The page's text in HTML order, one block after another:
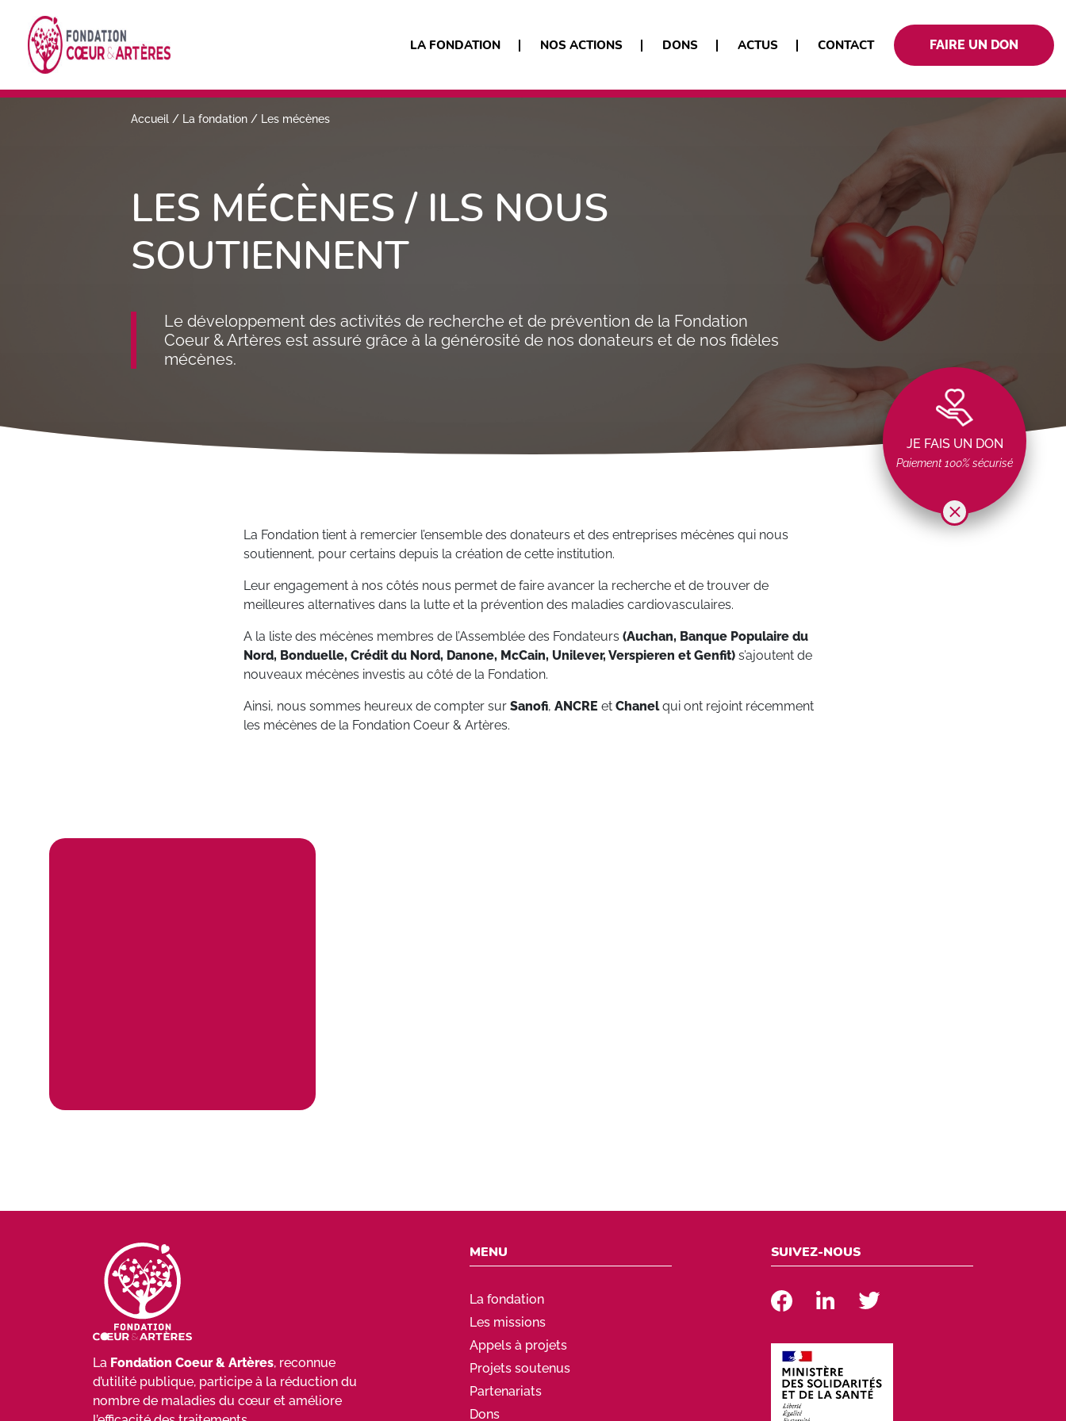
LA FONDATION NOS ACTIONS DONS ACTUS CONTACT FAIRE UN DON
Accueil / La fondation / Les mécènes
LES MÉCÈNES / ILS NOUS
SOUTIENNENT
Le développement des activités de recherche et de prévention de la Fondation
Coeur & Artères est assuré grâce à la générosité de nos donateurs et de nos fidèles
mécènes.
JE FAIS UN DON
Paiement 100% sécurisé
La Fondation tient à remercier l’ensemble des donateurs et des entreprises mécènes qui nous
soutiennent, pour certains depuis la création de cette institution.
Leur engagement à nos côtés nous permet de faire avancer la recherche et de trouver de
meilleures alternatives dans la lutte et la prévention des maladies cardiovasculaires.
A la liste des mécènes membres de l’Assemblée des Fondateurs (Auchan, Banque Populaire du
Nord, Bonduelle, Crédit du Nord, Danone, McCain, Unilever, Verspieren et Genfit) s’ajoutent de
nouveaux mécènes investis au côté de la Fondation.
Ainsi, nous sommes heureux de compter sur Sanofi, ANCRE et Chanelqui ont rejoint récemment
les mécènes de la Fondation Coeur & Artères.
C’est simple : devenez partenaire de la Fondation Coeur & Artères et vous aussi
La Fondation Coeur & Artères, reconnue
d’utilité publique, participe à la réduction du
nombre de maladies du cœur et améliore
MENU
La fondation
Les missions
Appels à projets
Projets soutenus
Partenariats
Dons
SUIVEZ-NOUS